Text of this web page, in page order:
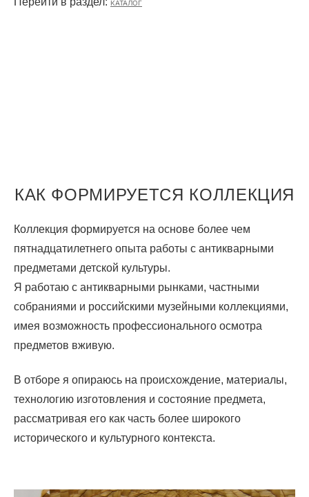
КАТАЛОГ
КАК ФОРМИРУЕТСЯ КОЛЛЕКЦИЯ
Коллекция формируется на основе более чем
пятнадцатилетнего опыта работы с антикварными
предметами детской культуры.
Я работаю с антикварными рынками, частными
собраниями и российскими музейными коллекциями,
имея возможность профессионального осмотра
предметов вживую.
В отборе я опираюсь на происхождение, материалы,
технологию изготовления и состояние предмета,
рассматривая его как часть более широкого
исторического и культурного контекста.